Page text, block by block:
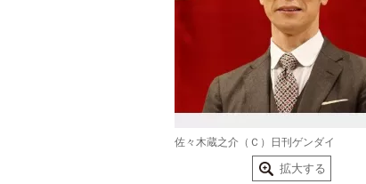
佐々木蔵之介（Ｃ）日刊ゲンダイ
拡大する